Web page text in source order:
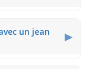
ce piercing
sublime la
un jean
▶